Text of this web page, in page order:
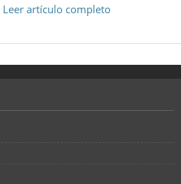
Leer artículo completo